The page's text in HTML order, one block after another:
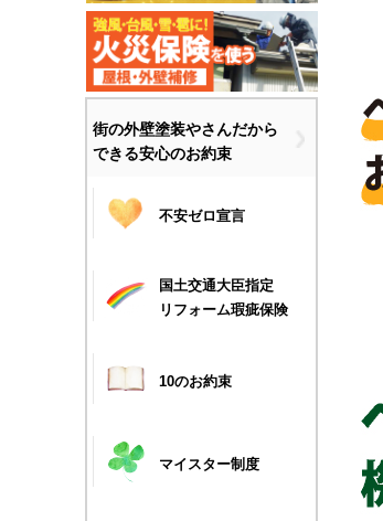
街の外壁塗装やさんだから
できる安心のお約束
不安ゼロ宣言
国土交通大臣指定
リフォーム瑕疵保険
10のお約束
マイスター制度